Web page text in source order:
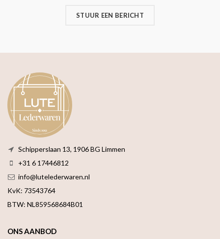
STUUR EEN BERICHT
Schipperslaan 13, 1906 BG Limmen
+31 6 17446812
info@lutelederwaren.nl
KvK: 73543764
BTW: NL859568684B01
ONS AANBOD